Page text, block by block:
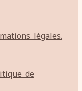
légales.
de